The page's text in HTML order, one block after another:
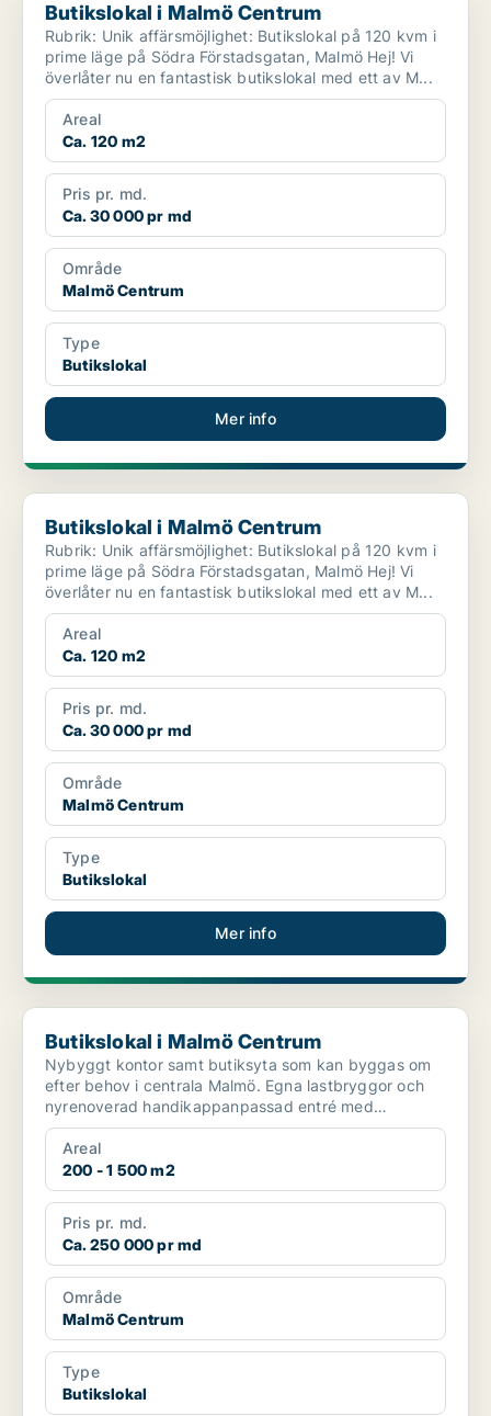
Butikslokal i Malmö Centrum
Rubrik: Unik affärsmöjlighet: Butikslokal på 120 kvm i
prime läge på Södra Förstadsgatan, Malmö Hej! Vi
överlåter nu en fantastisk butikslokal med ett av M...
Areal
Ca. 120 m2
Pris pr. md.
Ca. 30 000 pr md
Område
Malmö Centrum
Type
Butikslokal
Mer info
Butikslokal i Malmö Centrum
Butikslokal i Malmö Centrum
Rubrik: Unik affärsmöjlighet: Butikslokal på 120 kvm i
prime läge på Södra Förstadsgatan, Malmö Hej! Vi
överlåter nu en fantastisk butikslokal med ett av M...
Areal
Ca. 120 m2
Pris pr. md.
Ca. 30 000 pr md
Område
Malmö Centrum
Type
Butikslokal
Mer info
Butikslokal i Malmö Centrum
Butikslokal i Malmö Centrum
Nybyggt kontor samt butiksyta som kan byggas om
efter behov i centrala Malmö. Egna lastbryggor och
nyrenoverad handikappanpassad entré med
kameraövervakning ...
Areal
200 - 1 500 m2
Pris pr. md.
Ca. 250 000 pr md
Område
Malmö Centrum
Type
Butikslokal